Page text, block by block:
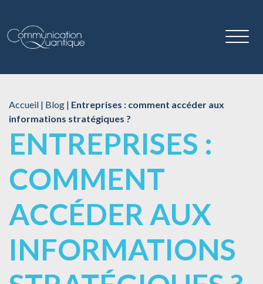
Accueil | Blog | Entreprises : comment accéder aux
informations stratégiques ?
ENTREPRISES :
COMMENT
ACCÉDER AUX
INFORMATIONS